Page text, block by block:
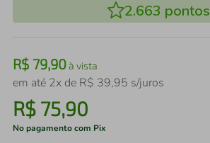
2.663 pontos
R$ 79,90à vista
em até 2x de R$ 39,95 s/juros
R$ 75,90
No pagamento com Pix